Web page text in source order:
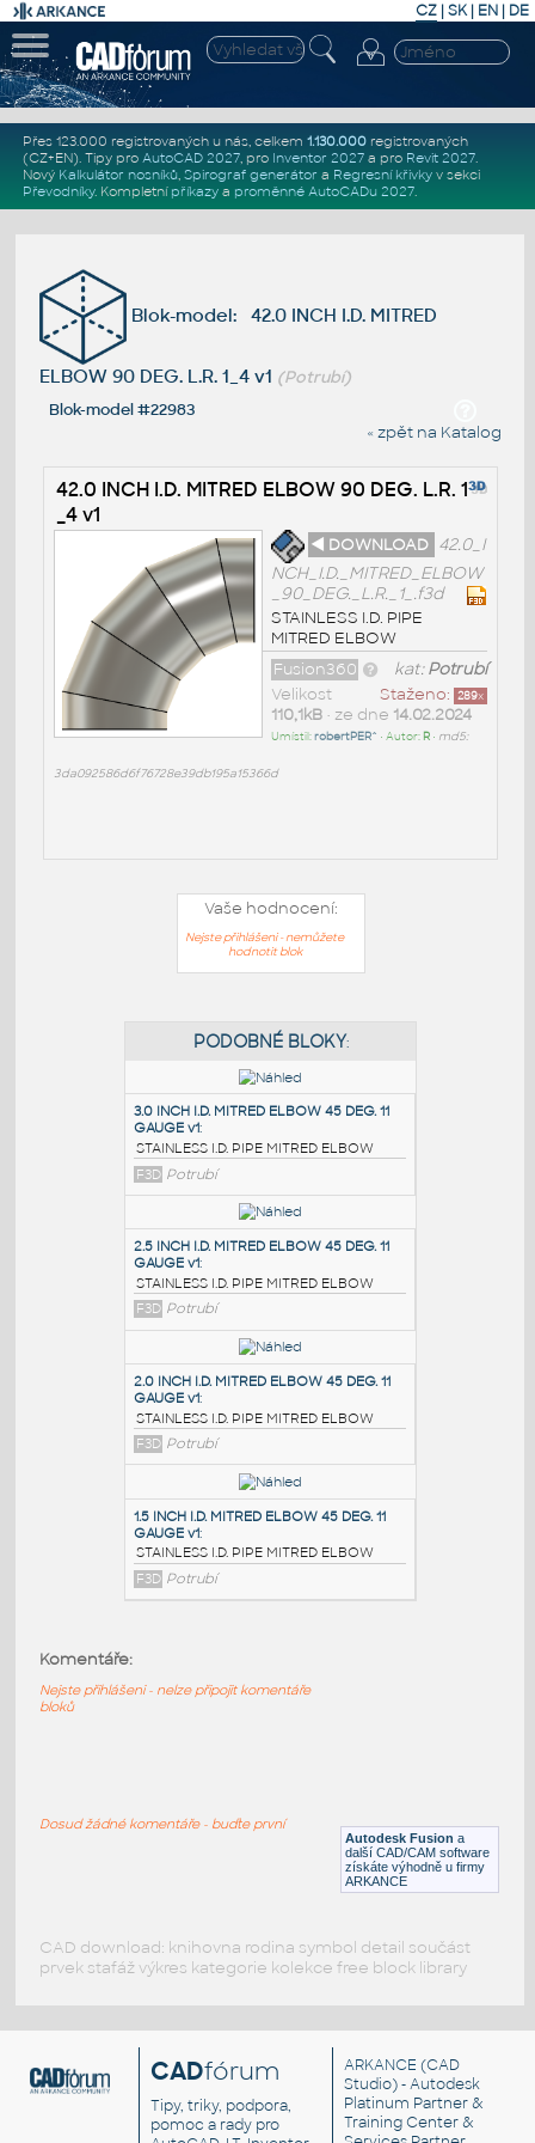
CZ | SK| EN | DE
Přes 123.000 registrovaných u nás, celkem 1.130.000registrovaných
(CZ+EN). Tipy pro AutoCAD 2027, pro Inventor 2027a pro Revit 2027.
Nový Kalkulátor nosníků, Spirograf generátor a Regresní křivkyv sekci
Převodníky. Kompletní příkazya proměnné AutoCADu 2027.
Blok-model: 42.0 INCH I.D. MITRED
ELBOW 90 DEG. L.R. 1_4 v1 (Potrubí)
Blok-model #22983
« zpět na Katalog
42.0 INCH I.D. MITRED ELBOW 90 DEG. L.R. 1
_4 v1
◄ DOWNLOAD 42.0_I
NCH_I.D._MITRED_ELBOW
_90_DEG._L.R._1_.f3d
STAINLESS I.D. PIPE
MITRED ELBOW
kat:Potrubí
Fusion360
Staženo: 289x
Velikost
110,1kB• ze dne 14.02.2024
Umístil:robertPER^ • Autor: R• md5:
3da092586d6f76728e39db195a15366d
Vaše hodnocení:
Nejste přihlášeni - nemůžete
hodnotit blok
PODOBNÉ BLOKY:
3.0 INCH I.D. MITRED ELBOW 45 DEG. 11
GAUGE v1:
STAINLESS I.D. PIPE MITRED ELBOW
F3D Potrubí
2.5 INCH I.D. MITRED ELBOW 45 DEG. 11
STAINLESS I.D. PIPE MITRED ELBOW
F3D Potrubí
F3D Potrubí
STAINLESS I.D. PIPE MITRED ELBOW
Autodesk Fusion a
další CAD/CAM software
získáte výhodně u firmy
ARKANCE
Komentáře:
Nejste přihlášeni - nelze připojit komentáře
bloků
Dosud žádné komentáře - buďte první
CAD download: knihovna rodina symbol detail součást
prvek stafáž výkres kategorie kolekce free block library
CADfórum
Tipy, triky, podpora,
pomoc a rady pro
ARKANCE (CAD
Studio) - Autodesk
Platinum Partner &
Training Center &